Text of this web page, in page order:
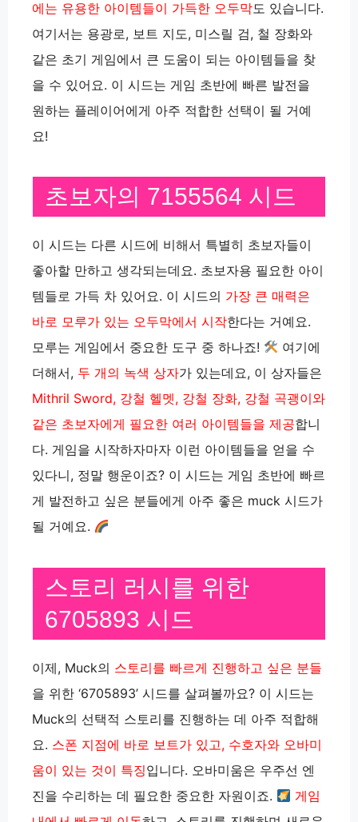
에는 유용한 아이템들이 가득한 오두막도 있습니다.
여기서는 용광로, 보트 지도, 미스릴 검, 철 장화와
같은 초기 게임에서 큰 도움이 되는 아이템들을 찾
을 수 있어요. 이 시드는 게임 초반에 빠른 발전을
원하는 플레이어에게 아주 적합한 선택이 될 거예
요!
초보자의 7155564 시드
이 시드는 다른 시드에 비해서 특별히 초보자들이
좋아할 만하고 생각되는데요. 초보자용 필요한 아이
템들로 가득 차 있어요. 이 시드의 가장 큰 매력은
바로 모루가 있는 오두막에서 시작한다는 거예요.
모루는 게임에서 중요한 도구 중 하나죠!
여기에
더해서, 두 개의 녹색 상자가 있는데요, 이 상자들은
Mithril Sword, 강철 헬멧, 강철 장화, 강철 곡괭이와
같은 초보자에게 필요한 여러 아이템들을 제공합니
다. 게임을 시작하자마자 이런 아이템들을 얻을 수
있다니, 정말 행운이죠? 이 시드는 게임 초반에 빠르
게 발전하고 싶은 분들에게 아주 좋은 muck 시드가
될 거예요.
스토리 러시를 위한
6705893 시드
이제, Muck의 스토리를 빠르게 진행하고 싶은 분들
을 위한 ‘6705893’ 시드를 살펴볼까요? 이 시드는
Muck의 선택적 스토리를 진행하는 데 아주 적합해
요. 스폰 지점에 바로 보트가 있고, 수호자와 오바미
움이 있는 것이 특징입니다. 오바미움은 우주선 엔
진을 수리하는 데 필요한 중요한 자원이죠.
게임